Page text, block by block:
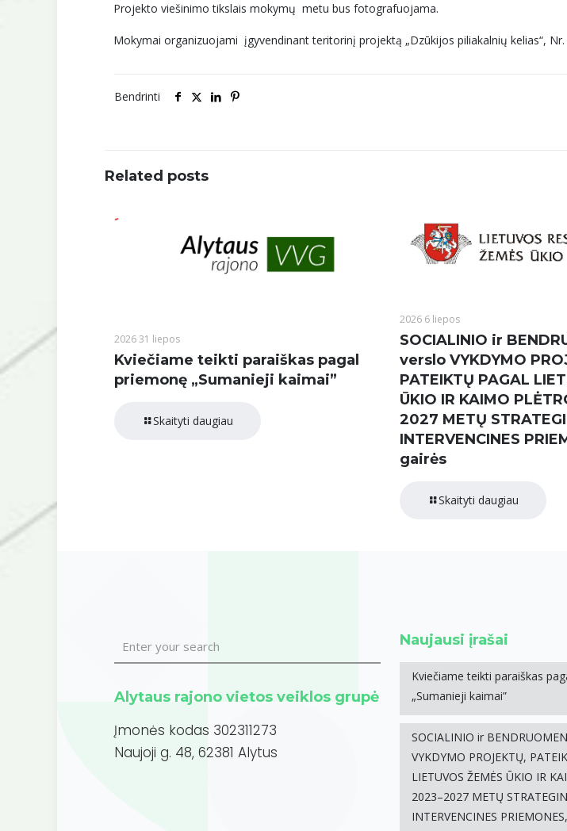
Projekto viešinimo tikslais mokymų metu bus fotografuojama.
Mokymai organizuojami įgyvendinant teritorinį projektą „Dzūkijos piliakalnių kelias“, Nr.
Bendrinti
Related posts
2026 31 liepos
Kviečiame teikti paraiškas pagal
priemonę „Sumanieji kaimai”
Skaityti daugiau
2026 6 liepos
SOCIALINIO ir
verslo VYKDYMO
PATEIKTŲ PAGAL
ŪKIO IR KAIMO
2027 METŲ
INTERVENCINES
gairės
Skaityti daugiau
Alytaus rajono vietos veiklos grupė
Įmonės kodas 302311273
Naujoji g. 48, 62381 Alytus
Naujausi įrašai
Kviečiame teikti paraiškas
„Sumanieji kaimai”
SOCIALINIO ir
VYKDYMO PROJEKTŲ,
LIETUVOS ŽEMĖS ŪKIO IR
2023–2027 METŲ
INTERVENCINES